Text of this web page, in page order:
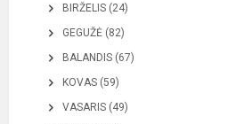
BIRŽELIS (24)
GEGUŽĖ (82)
BALANDIS (67)
KOVAS (59)
VASARIS (49)